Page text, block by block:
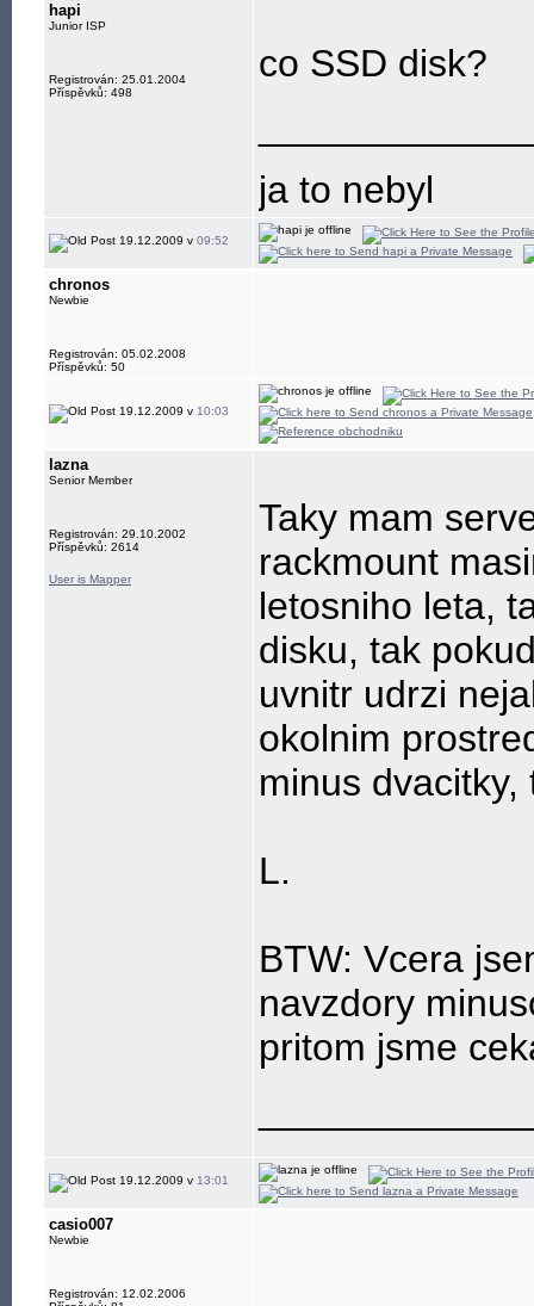
hapi
Junior ISP
Registrován: 25.01.2004
Příspěvků: 498
co SSD disk?
ja to nebyl
19.12.2009 v 09:52
chronos
Newbie
Registrován: 05.02.2008
Příspěvků: 50
19.12.2009 v 10:03
lazna
Senior Member
Registrován: 29.10.2002
Příspěvků: 2614
User is Mapper
Taky mam
rackmount
letosniho leta,
disku, tak
uvnitr udrzi
okolnim
minus
L.
BTW: Vcera
navzdory
pritom jsme
19.12.2009 v 13:01
casio007
Newbie
Registrován: 12.02.2006